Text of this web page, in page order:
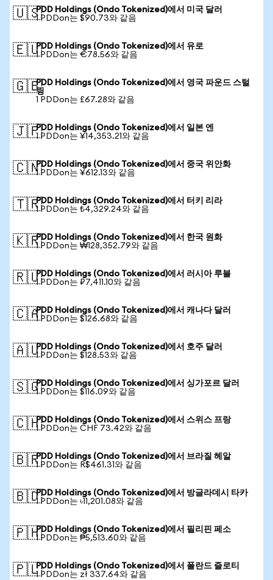
🇺🇸PDD Holdings (Ondo Tokenized)에서 미국 달러
1 PDDon는 $90.73와 같음
🇪🇺PDD Holdings (Ondo Tokenized)에서 유로
1 PDDon는 €78.56와 같음
🇬🇧PDD Holdings (Ondo Tokenized)에서 영국 파운드 스털
링
1 PDDon는 £67.28와 같음
🇯🇵PDD Holdings (Ondo Tokenized)에서 일본 엔
1 PDDon는 ¥14,353.21와 같음
🇨🇳PDD Holdings (Ondo Tokenized)에서 중국 위안화
1 PDDon는 ¥612.13와 같음
🇹🇷PDD Holdings (Ondo Tokenized)에서 터키 리라
1 PDDon는 ₺4,329.24와 같음
🇰🇷PDD Holdings (Ondo Tokenized)에서 한국 원화
1 PDDon는 ₩128,352.79와 같음
🇷🇺PDD Holdings (Ondo Tokenized)에서 러시아 루블
1 PDDon는 ₽7,411.10와 같음
🇨🇦PDD Holdings (Ondo Tokenized)에서 캐나다 달러
1 PDDon는 $126.68와 같음
🇦🇺PDD Holdings (Ondo Tokenized)에서 호주 달러
1 PDDon는 $128.53와 같음
🇸🇬PDD Holdings (Ondo Tokenized)에서 싱가포르 달러
1 PDDon는 $116.09와 같음
🇨🇭PDD Holdings (Ondo Tokenized)에서 스위스 프랑
1 PDDon는 CHF 73.42와 같음
🇧🇷PDD Holdings (Ondo Tokenized)에서 브라질 헤알
1 PDDon는 R$461.31와 같음
🇧🇩PDD Holdings (Ondo Tokenized)에서 방글라데시 타카
1 PDDon는 ৳11,201.08와 같음
🇵🇭PDD Holdings (Ondo Tokenized)에서 필리핀 페소
1 PDDon는 ₱5,513.60와 같음
🇵🇱PDD Holdings (Ondo Tokenized)에서 폴란드 즐로티
1 PDDon는 zł 337.64와 같음